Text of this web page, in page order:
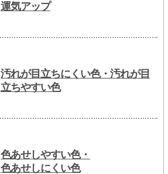
運気アップ
汚れが目立ちにくい色・汚れが目
立ちやすい色
色あせしやすい色・
色あせしにくい色